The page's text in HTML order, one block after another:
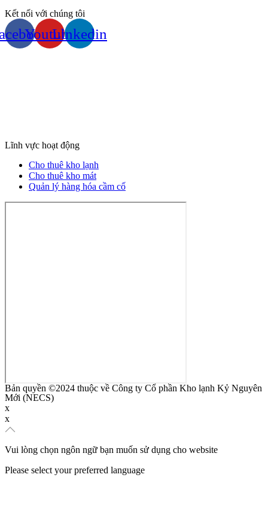
Kết nối với chúng tôi
YoutubeLinkedin
Lĩnh vực hoạt động
Cho thuê kho lạnh
Cho thuê kho mát
Quản lý hàng hóa cầm cố
Bản quyền ©2024 thuộc về Công ty Cổ phần Kho lạnh Kỷ Nguyên
Mới (NECS)
x
x
Vui lòng chọn ngôn ngữ bạn muốn sử dụng cho website
Please select your preferred language